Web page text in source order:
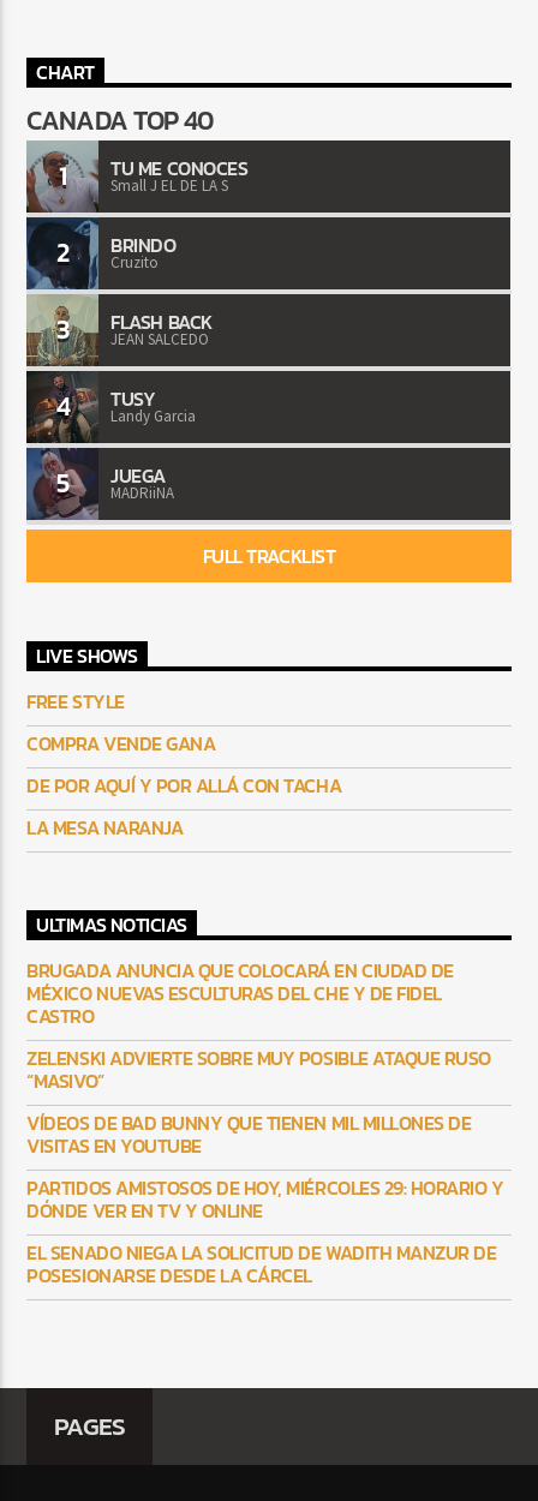
CHART
CANADA TOP 40
1 TU ME CONOCES
Small J EL DE LA S
2 BRINDO
Cruzito
3 FLASH BACK
JEAN SALCEDO
4 TUSY
Landy Garcia
5 JUEGA
MADRiiNA
FULL TRACKLIST
LIVE SHOWS
FREE STYLE
COMPRA VENDE GANA
DE POR AQUÍ Y POR ALLÁ CON TACHA
LA MESA NARANJA
ULTIMAS NOTICIAS
BRUGADA ANUNCIA QUE COLOCARÁ EN CIUDAD DE
MÉXICO NUEVAS ESCULTURAS DEL CHE Y DE FIDEL
CASTRO
ZELENSKI ADVIERTE SOBRE MUY POSIBLE ATAQUE RUSO
“MASIVO”
VÍDEOS DE BAD BUNNY QUE TIENEN MIL MILLONES DE
VISITAS EN YOUTUBE
PARTIDOS AMISTOSOS DE HOY, MIÉRCOLES 29: HORARIO Y
DÓNDE VER EN TV Y ONLINE
EL SENADO NIEGA LA SOLICITUD DE WADITH MANZUR DE
POSESIONARSE DESDE LA CÁRCEL
PAGES